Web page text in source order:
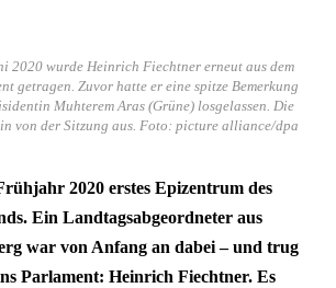
2020 wurde Heinrich Fiechtner erneut aus dem
getragen. Zuvor hatte er eine spitze Bemerkung
Muhterem Aras (Grüne) losgelassen. Die
von der Sitzung aus. Foto: picture alliance/dpa
2020 erstes Epizentrum des
Ein Landtagsabgeordneter aus
war von Anfang an dabei – und trug
Parlament: Heinrich Fiechtner. Es